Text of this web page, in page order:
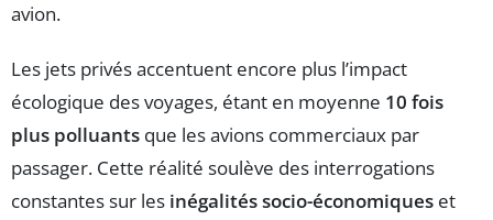
avion.
Les jets privés accentuent encore plus l’impact
écologique des voyages, étant en moyenne 10 fois
plus polluants que les avions commerciaux par
passager. Cette réalité soulève des interrogations
constantes sur les inégalités socio-économiques et